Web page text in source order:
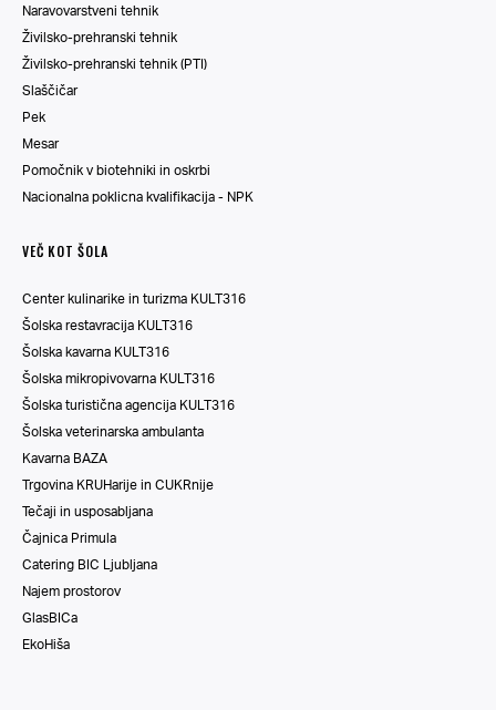
Naravovarstveni tehnik
Živilsko-prehranski tehnik
Živilsko-prehranski tehnik (PTI)
Slaščičar
Pek
Mesar
Pomočnik v biotehniki in oskrbi
Nacionalna poklicna kvalifikacija - NPK
VEČ KOT ŠOLA
Center kulinarike in turizma KULT316
Šolska restavracija KULT316
Šolska kavarna KULT316
Šolska mikropivovarna KULT316
Šolska turistična agencija KULT316
Šolska veterinarska ambulanta
Kavarna BAZA
Trgovina KRUHarije in CUKRnije
Tečaji in usposabljana
Čajnica Primula
Catering BIC Ljubljana
Najem prostorov
GlasBICa
EkoHiša